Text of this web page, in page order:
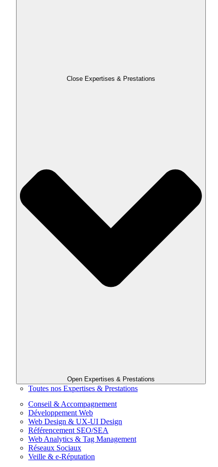
Close Expertises & Prestations
Open Expertises & Prestations
Toutes nos Expertises & Prestations
Conseil & Accompagnement
Développement Web
Web Design & UX-UI Design
Référencement SEO/SEA
Web Analytics & Tag Management
Réseaux Sociaux
Veille & e-Réputation